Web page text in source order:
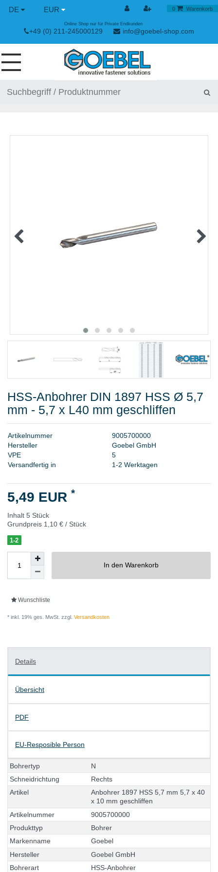
DE EUR 0 Warenkorb
+49 (0) 211-245000129 info@goebel-shop.com
Online Shop nur für Private Endkunden
SCHRAUBEN
KLEBEN UND DICHTEN
FAQ - Häufig gestellte Fragen
HSS-Anbohrer DIN 1897 HSS Ø 5,7
mm - 5,7 x L40 mm geschliffen
Artikelnummer 9005700000
Hersteller Goebel GmbH
VPE
5
Versandfertig in
1-2 Werktagen
5,49 EUR *
Inhalt 5 Stück
Grundpreis 1,10 € / Stück
1-2
In den Warenkorb
Wunschliste
* inkl. 19% ges. MwSt. zzgl. Versandkosten
Details
Übersicht
PDF
EU-Resposible Person
Bohrertyp
N
Schneidrichtung Rechts
Artikel Anbohrer 1897 HSS 5,7 mm 5,7 x 40
x 10 mm geschliffen
Artikelnummer 9005700000
Produkttyp Bohrer
Markenname Goebel
Hersteller Goebel GmbH
Bohrerart HSS-Anbohrer